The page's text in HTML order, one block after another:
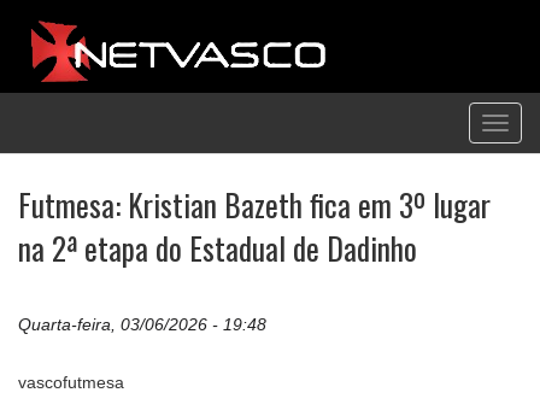
Futmesa: Kristian Bazeth fica em 3º lugar
na 2ª etapa do Estadual de Dadinho
Quarta-feira, 03/06/2026 - 19:48
vascofutmesa